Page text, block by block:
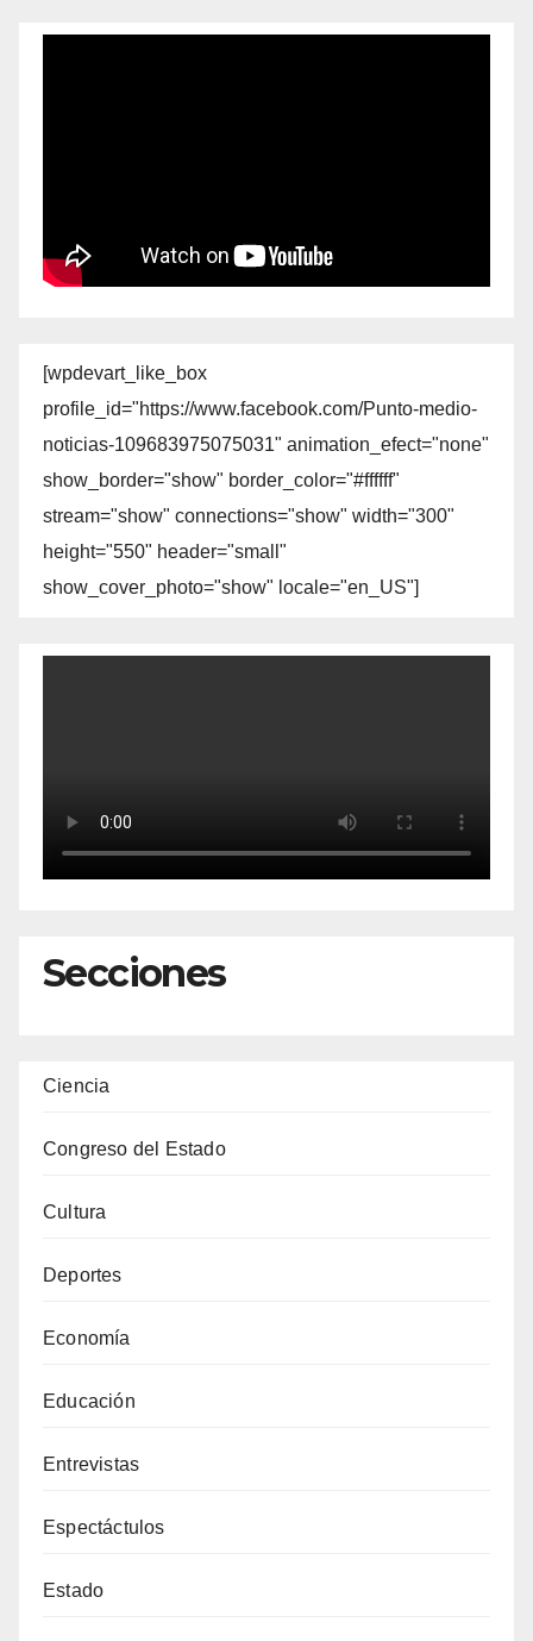
[wpdevart_like_box
profile_id="https://www.facebook.com/Punto-medio-
noticias-109683975075031" animation_efect="none"
show_border="show" border_color="#ffffff"
stream="show" connections="show" width="300"
height="550" header="small"
show_cover_photo="show" locale="en_US"]
Secciones
Ciencia
Congreso del Estado
Cultura
Deportes
Economía
Educación
Entrevistas
Espectáctulos
Estado